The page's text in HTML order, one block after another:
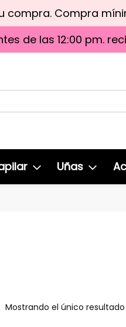
compra. Compra
de las 12:00 pm.
Uñas
Mostrando el único resultado